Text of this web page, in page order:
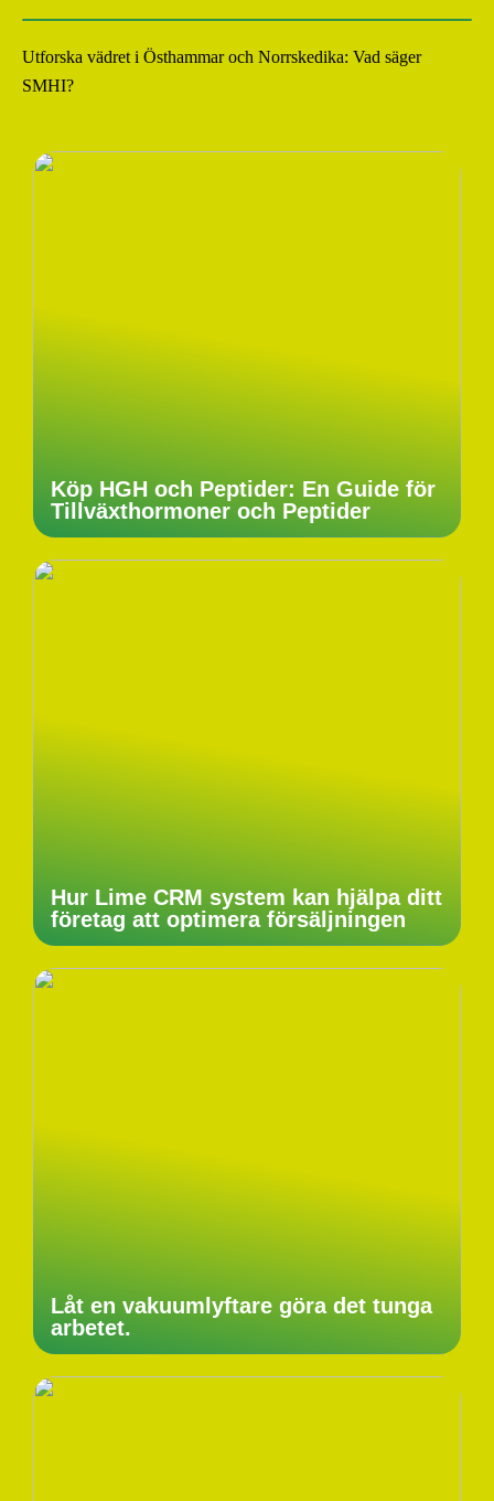
Utforska vädret i Östhammar och Norrskedika: Vad säger
SMHI?
Köp HGH och Peptider: En Guide för
Tillväxthormoner och Peptider
Hur Lime CRM system kan hjälpa ditt
företag att optimera försäljningen
Låt en vakuumlyftare göra det tunga
arbetet.